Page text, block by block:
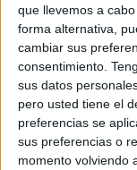
que llevemos a
forma alternativa,
cambiar sus
consentimiento.
sus datos
pero usted tiene el
preferencias se
sus preferencias o
momento volviendo